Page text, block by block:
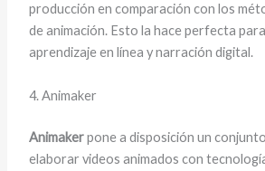
producción en comparación con los
de animación. Esto la hace perfecta
aprendizaje en línea y narración digital.
4. Animaker
Animakerpone a disposición un
elaborar videos animados con